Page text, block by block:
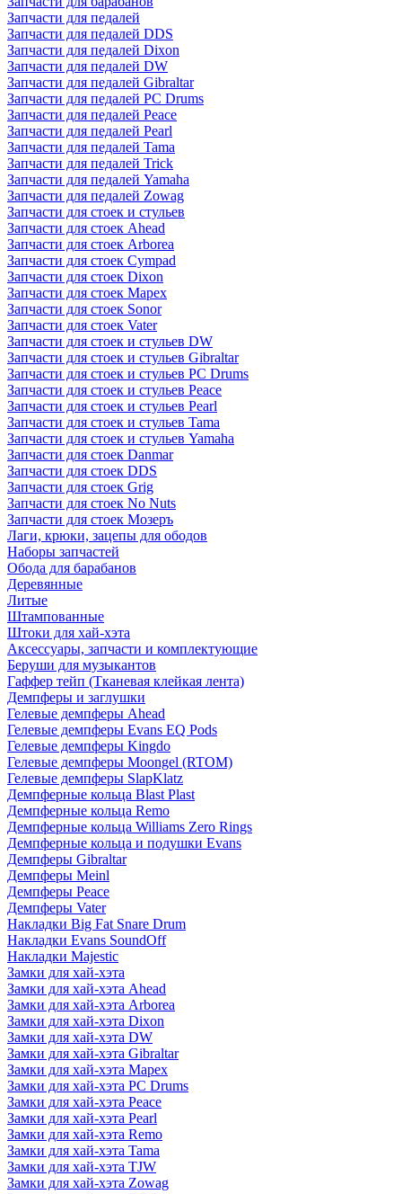
Запчасти для педалей
Запчасти для педалей DDS
Запчасти для педалей Dixon
Запчасти для педалей DW
Запчасти для педалей Gibraltar
Запчасти для педалей PC Drums
Запчасти для педалей Peace
Запчасти для педалей Pearl
Запчасти для педалей Tama
Запчасти для педалей Trick
Запчасти для педалей Yamaha
Запчасти для педалей Zowag
Запчасти для стоек и стульев
Запчасти для стоек Ahead
Запчасти для стоек Arborea
Запчасти для стоек Cympad
Запчасти для стоек Dixon
Запчасти для стоек Mapex
Запчасти для стоек Sonor
Запчасти для стоек Vater
Запчасти для стоек и стульев DW
Запчасти для стоек и стульев Gibraltar
Запчасти для стоек и стульев PC Drums
Запчасти для стоек и стульев Peace
Запчасти для стоек и стульев Pearl
Запчасти для стоек и стульев Tama
Запчасти для стоек и стульев Yamaha
Запчасти для стоек Danmar
Запчасти для стоек DDS
Запчасти для стоек Grig
Запчасти для стоек No Nuts
Запчасти для стоек Мозеръ
Лаги, крюки, зацепы для ободов
Наборы запчастей
Обода для барабанов
Деревянные
Литые
Штампованные
Штоки для хай-хэта
Аксессуары, запчасти и комплектующие
Беруши для музыкантов
Гаффер тейп (Тканевая клейкая лента)
Демпферы и заглушки
Гелевые демпферы Ahead
Гелевые демпферы Evans EQ Pods
Гелевые демпферы Kingdo
Гелевые демпферы Moongel (RTOM)
Гелевые демпферы SlapKlatz
Демпферные кольца Blast Plast
Демпферные кольца Remo
Демпферные кольца Williams Zero Rings
Демпферные кольца и подушки Evans
Демпферы Gibraltar
Демпферы Meinl
Демпферы Peace
Демпферы Vater
Накладки Big Fat Snare Drum
Накладки Evans SoundOff
Накладки Majestic
Замки для хай-хэта
Замки для хай-хэта Ahead
Замки для хай-хэта Arborea
Замки для хай-хэта Dixon
Замки для хай-хэта DW
Замки для хай-хэта Gibraltar
Замки для хай-хэта Mapex
Замки для хай-хэта PC Drums
Замки для хай-хэта Peace
Замки для хай-хэта Pearl
Замки для хай-хэта Remo
Замки для хай-хэта Tama
Замки для хай-хэта TJW
Замки для хай-хэта Zowag